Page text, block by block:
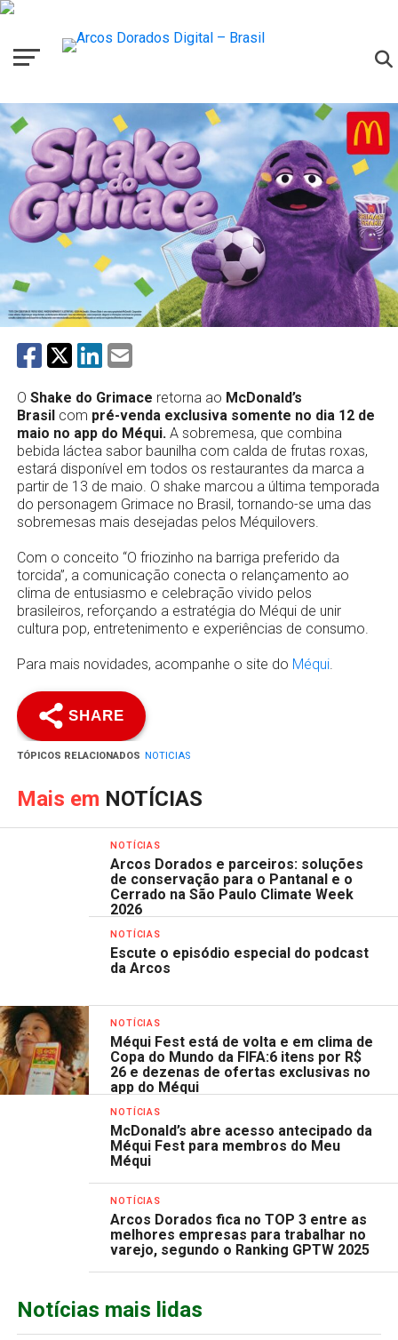
O Shake do Grimace retorna ao McDonald’s
Brasilcom pré-venda exclusiva somente no dia 12 de
maio no app do Méqui. A sobremesa, que combina
bebida láctea sabor baunilha com calda de frutas roxas,
estará disponível em todos os restaurantes da marca a
partir de 13 de maio. O shake marcou a última temporada
do personagem Grimace no Brasil, tornando-se uma das
sobremesas mais desejadas pelos Méquilovers.
Com o conceito “O friozinho na barriga preferido da
torcida”, a comunicação conecta o relançamento ao
clima de entusiasmo e celebração vivido pelos
brasileiros, reforçando a estratégia do Méqui de unir
cultura pop, entretenimento e experiências de consumo.
Para mais novidades, acompanhe o site do Méqui.
SHARE
TÓPICOS RELACIONADOS NOTICIAS
Mais em NOTÍCIAS
NOTÍCIAS
Arcos Dorados e parceiros: soluções
de conservação para o Pantanal e o
Cerrado na São Paulo Climate Week
2026
NOTÍCIAS
Escute o episódio especial do podcast
da Arcos
NOTÍCIAS
Méqui Fest está de volta e em clima de
Copa do Mundo da FIFA:6 itens por R$
26 e dezenas de ofertas exclusivas no
app do Méqui
NOTÍCIAS
McDonald’s abre acesso antecipado da
Méqui Fest para membros do Meu
Méqui
NOTÍCIAS
Arcos Dorados fica no TOP 3 entre as
melhores empresas para trabalhar no
varejo, segundo o Ranking GPTW 2025
Notícias mais lidas